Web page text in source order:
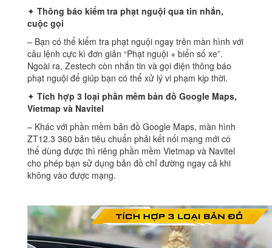
✦ Thông báo kiểm tra phạt nguội qua tin nhắn,
cuộc gọi
– Bạn có thể kiểm tra phạt nguội ngay trên màn hình với
câu lệnh cực kì đơn giản “Phạt nguội + biển số xe”.
Ngoài ra, Zestech còn nhắn tin và gọi điện thông báo
phạt nguội để giúp bạn có thể xử lý vi phạm kịp thời.
✦ Tích hợp 3 loại phần mềm bản đồ Google Maps,
Vietmap và Navitel
– Khác với phần mềm bản đồ Google Maps, màn hình
ZT12.3 360 bản tiêu chuẩn phải kết nối mạng mới có
thể dùng được thì riêng phần mềm Vietmap và Navitel
cho phép bạn sử dụng bản đồ chỉ đường ngay cả khi
không vào được mạng.